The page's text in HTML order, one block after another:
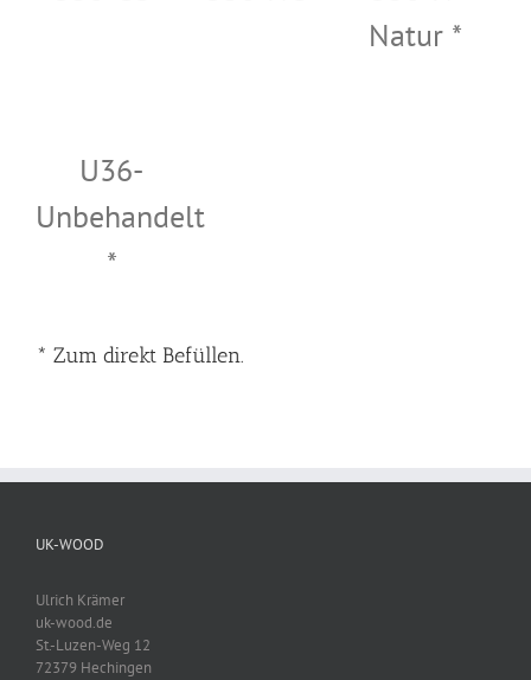
Natur *
U36-
Unbehandelt
*
* Zum direkt Befüllen.
UK-WOOD
Ulrich Krämer
uk-wood.de
St.-Luzen-Weg 12
72379 Hechingen